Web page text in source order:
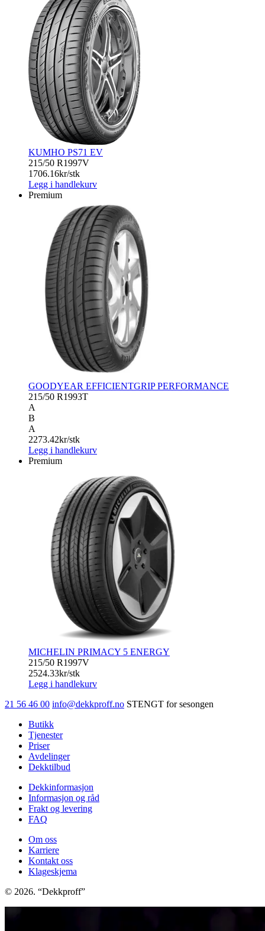
KUMHO PS71 EV
215/50 R1997V
1706.16kr/stk
Legg i handlekurv
Premium
GOODYEAR EFFICIENTGRIP PERFORMANCE
215/50 R1993T
A
B
A
2273.42kr/stk
Legg i handlekurv
Premium
MICHELIN PRIMACY 5 ENERGY
215/50 R1997V
2524.33kr/stk
Legg i handlekurv
21 56 46 00 info@dekkproff.no STENGT for sesongen
Butikk
Tjenester
Priser
Avdelinger
Dekktilbud
Dekkinformasjon
Informasjon og råd
Frakt og levering
FAQ
Om oss
Karriere
Kontakt oss
Klageskjema
© 2026. “Dekkproff”